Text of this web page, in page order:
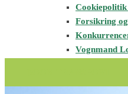
Cookiepolitik
Forsikring
Vognmand